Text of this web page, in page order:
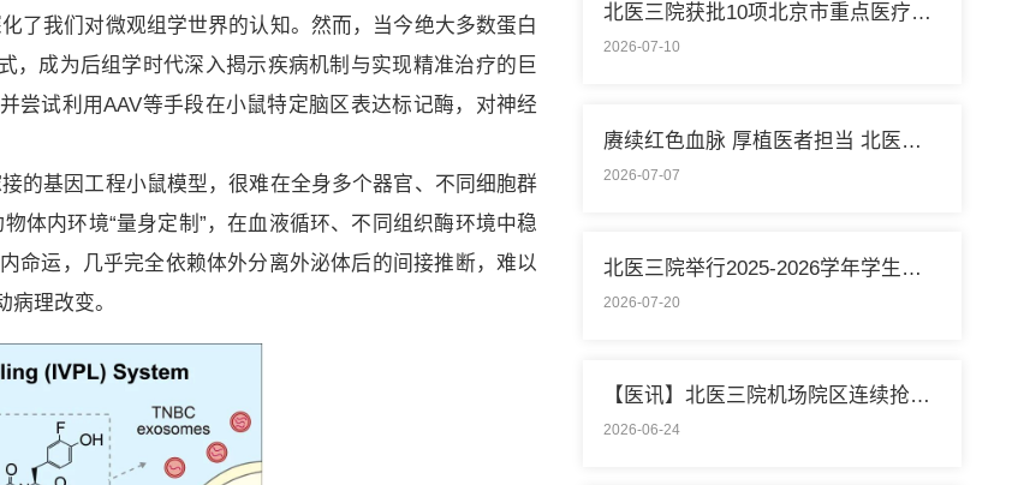
了我们对微观组学世界的认知。然而，当今绝大多数蛋白
，成为后组学时代深入揭示疾病机制与实现精准治疗的巨
尝试利用AAV等手段在小鼠特定脑区表达标记酶，对神经
的基因工程小鼠模型，很难在全身多个器官、不同细胞群
体内环境“量身定制”，在血液循环、不同组织酶环境中稳
命运，几乎完全依赖体外分离外泌体后的间接推断，难以
理改变。
北医三院获批10项北京市重点医疗技术临床应用培训基地
2026-07-10
赓续红色血脉 厚植医者担当 北医三院开展庆祝中国共产党成立105周年系列活动
2026-07-07
北医三院举行2025-2026学年学生暑期社会实践启动仪式
2026-07-20
【医讯】北医三院机场院区连续抢救两名致死性肺栓塞外籍旅客
2026-06-24